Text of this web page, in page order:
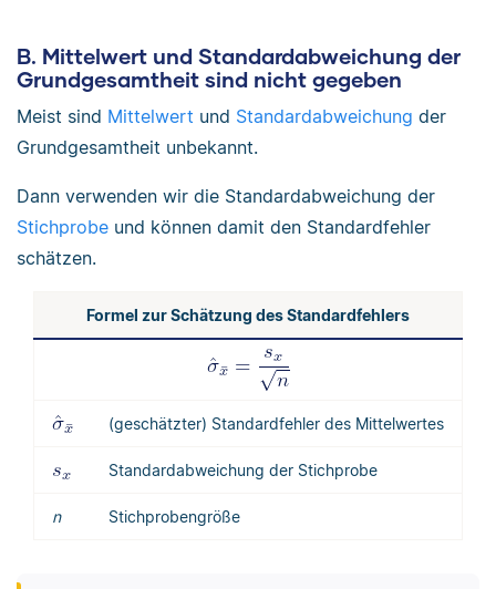
B. Mittelwert und Standardabweichung der
Grundgesamtheit sind nicht gegeben
Meist sind Mittelwert und Standardabweichung der
Grundgesamtheit unbekannt.
Dann verwenden wir die Standardabweichung der
Stichprobe und können damit den Standardfehler
schätzen.
Formel zur Schätzung des Standardfehlers
(geschätzter) Standardfehler des Mittelwertes
Standardabweichung der Stichprobe
n Stichprobengröße